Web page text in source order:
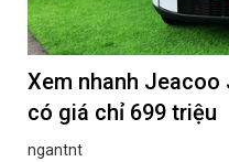
Xem nhanh Jeacoo
có giá chỉ 699 triệu
ngantnt